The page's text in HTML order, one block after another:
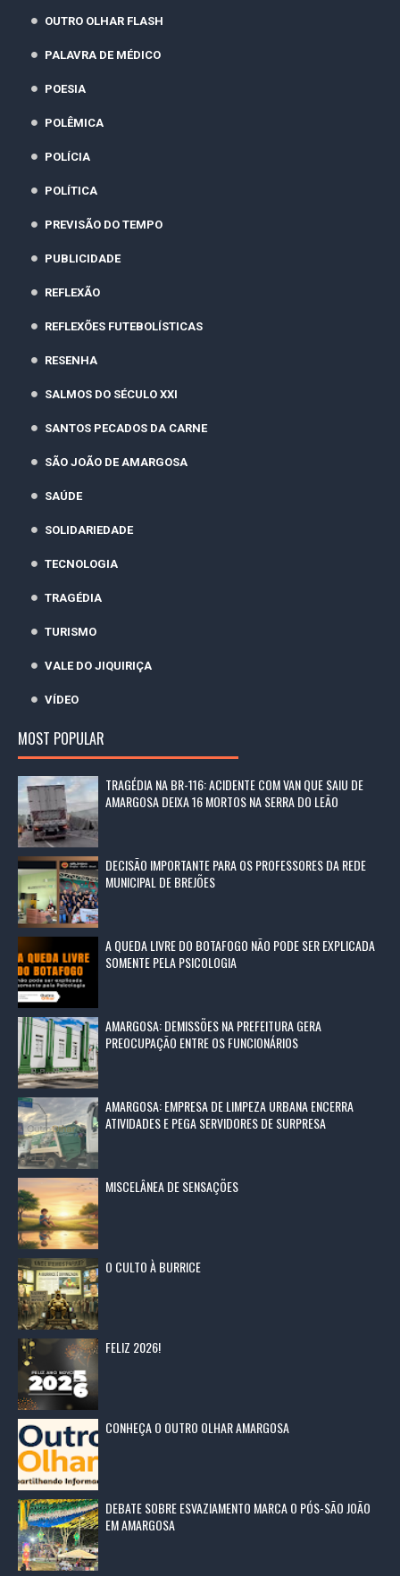
OUTRO OLHAR FLASH
PALAVRA DE MÉDICO
POESIA
POLÊMICA
POLÍCIA
POLÍTICA
PREVISÃO DO TEMPO
PUBLICIDADE
REFLEXÃO
REFLEXÕES FUTEBOLÍSTICAS
RESENHA
SALMOS DO SÉCULO XXI
SANTOS PECADOS DA CARNE
SÃO JOÃO DE AMARGOSA
SAÚDE
SOLIDARIEDADE
TECNOLOGIA
TRAGÉDIA
TURISMO
VALE DO JIQUIRIÇA
VÍDEO
MOST POPULAR
TRAGÉDIA NA BR-116: ACIDENTE COM VAN QUE SAIU DE
AMARGOSA DEIXA 16 MORTOS NA SERRA DO LEÃO
DECISÃO IMPORTANTE PARA OS PROFESSORES DA REDE
MUNICIPAL DE BREJÕES
A QUEDA LIVRE DO BOTAFOGO NÃO PODE SER EXPLICADA
SOMENTE PELA PSICOLOGIA
AMARGOSA: DEMISSÕES NA PREFEITURA GERA
PREOCUPAÇÃO ENTRE OS FUNCIONÁRIOS
AMARGOSA: EMPRESA DE LIMPEZA URBANA ENCERRA
ATIVIDADES E PEGA SERVIDORES DE SURPRESA
MISCELÂNEA DE SENSAÇÕES
O CULTO À BURRICE
FELIZ 2026!
CONHEÇA O OUTRO OLHAR AMARGOSA
DEBATE SOBRE ESVAZIAMENTO MARCA O PÓS-SÃO JOÃO
EM AMARGOSA